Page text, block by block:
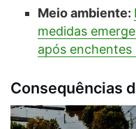
Meio ambiente:
medidas
após enchentes
Consequências